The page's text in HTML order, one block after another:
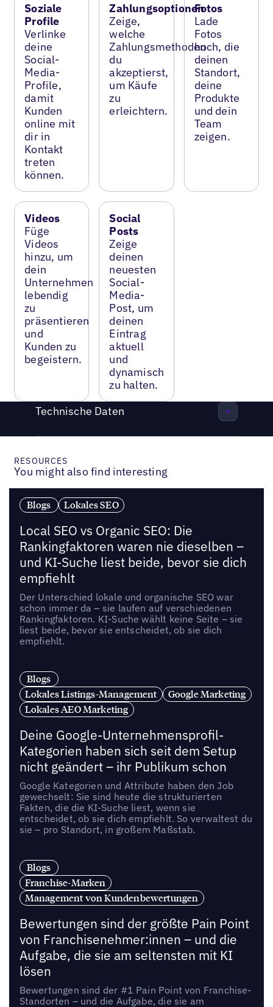
Soziale
Profile
Verlinke
deine
Social-
Media-
Profile,
damit
Kunden
online mit
dir in
Kontakt
treten
können.
Zahlungsoptionen
Zeige,
welche
Zahlungsmethoden
du
akzeptierst,
um Käufe
zu
erleichtern.
Fotos
Lade
Fotos
hoch, die
deinen
Standort,
deine
Produkte
und dein
Team
zeigen.
Videos
Füge
Videos
hinzu, um
dein
Unternehmen
lebendig
zu
präsentieren
und
Kunden zu
begeistern.
Social
Posts
Zeige
deinen
neuesten
Social-
Media-
Post, um
deinen
Eintrag
aktuell
und
dynamisch
zu halten.
Technische Daten
RESOURCES
You might also find interesting
Blogs Lokales SEO
Local SEO vs Organic SEO: Die
Rankingfaktoren waren nie dieselben –
und KI-Suche liest beide, bevor sie dich
empfiehlt
Der Unterschied lokale und organische SEO war
schon immer da – sie laufen auf verschiedenen
Rankingfaktoren. KI-Suche wählt keine Seite – sie
liest beide, bevor sie entscheidet, ob sie dich
empfiehlt.
Blogs
Lokales Listings-Management
Google Marketing
Lokales AEO Marketing
Deine Google-Unternehmensprofil-
Kategorien haben sich seit dem Setup
nicht geändert – ihr Publikum schon
Google Kategorien und Attribute haben den Job
gewechselt: Sie sind heute die strukturierten
Fakten, die die KI-Suche liest, wenn sie
entscheidet, ob sie dich empfiehlt. So verwaltest du
sie – pro Standort, in großem Maßstab.
Blogs
Franchise-Marken
Management von Kundenbewertungen
Bewertungen sind der größte Pain Point
von Franchisenehmer:innen – und die
Aufgabe, die sie am seltensten mit KI
lösen
Bewertungen sind der #1 Pain Point von Franchise-
Standorten – und die Aufgabe, die sie am